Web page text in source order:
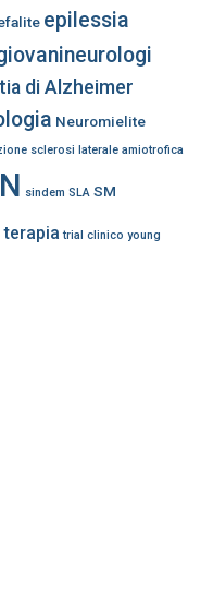
epilessia
di Alzheimer
Neuromielite
sclerosi laterale amiotrofica
sindem SLA SM
terapia trial clinico young